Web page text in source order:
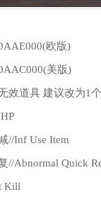
欧版)
美版)
道具 建议改为1个
Inf Use Item
Quick
Kill